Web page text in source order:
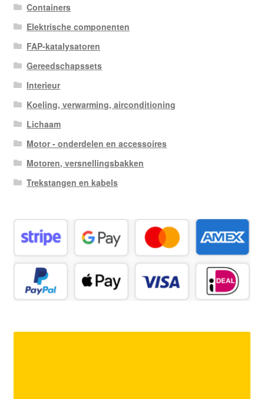
Containers
Elektrische componenten
FAP-katalysatoren
Gereedschapssets
Interieur
Koeling, verwarming, airconditioning
Lichaam
Motor - onderdelen en accessoires
Motoren, versnellingsbakken
Trekstangen en kabels